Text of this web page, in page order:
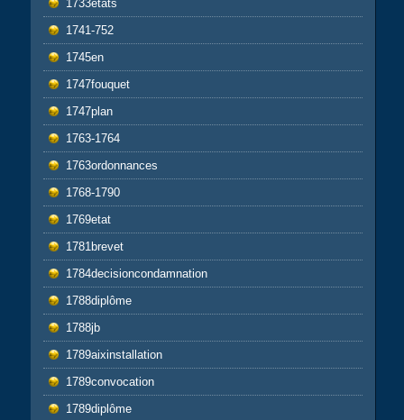
1733etats
1741-752
1745en
1747fouquet
1747plan
1763-1764
1763ordonnances
1768-1790
1769etat
1781brevet
1784decisioncondamnation
1788diplôme
1788jb
1789aixinstallation
1789convocation
1789diplôme